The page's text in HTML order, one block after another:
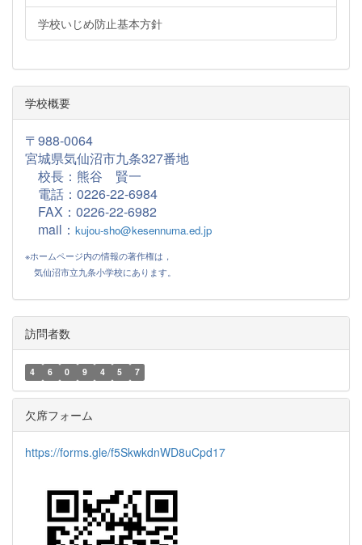
学校いじめ防止基本方針
学校概要
〒988-0064
宮城県気仙沼市九条327番地
校長：熊谷 賢一
電話：0226-22-6984
FAX： 0226-22-6982
mail： kujou-sho@kesennuma.ed.jp
※ホームページ内の情報の著作権は，
気仙沼市立九条小学校にあります。
訪問者数
4 6 0 9 4 5 7
欠席フォーム
https://forms.gle/f5SkwkdnWD8uCpd17